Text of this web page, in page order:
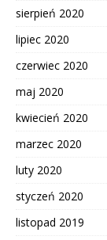
sierpień 2020
lipiec 2020
czerwiec 2020
maj 2020
kwiecień 2020
marzec 2020
luty 2020
styczeń 2020
listopad 2019